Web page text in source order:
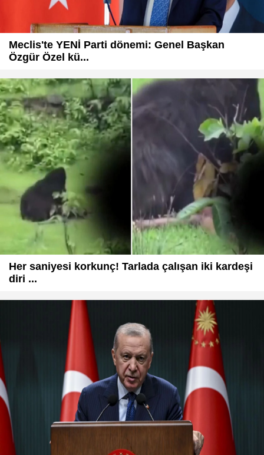
Meclis'te YENİ Parti dönemi: Genel Başkan
Özgür Özel kü...
Her saniyesi korkunç! Tarlada çalışan iki kardeşi
diri ...